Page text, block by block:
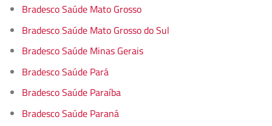
Bradesco Saúde Mato Grosso
Bradesco Saúde Mato Grosso do Sul
Bradesco Saúde Minas Gerais
Bradesco Saúde Pará
Bradesco Saúde Paraíba
Bradesco Saúde Paraná